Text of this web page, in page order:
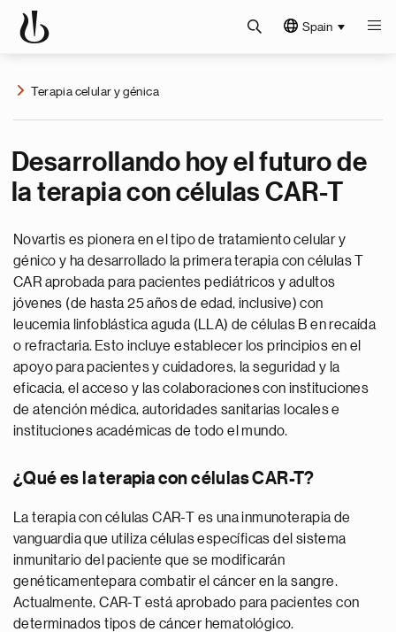
Spain
Terapia celular y génica
Desarrollando hoy el futuro de
la terapia con células CAR-T
Novartis es pionera en el tipo de tratamiento celular y
génico y ha desarrollado la primera terapia con células T
CAR aprobada para pacientes pediátricos y adultos
jóvenes (de hasta 25 años de edad, inclusive) con
leucemia linfoblástica aguda (LLA) de células B en recaída
o refractaria. Esto incluye establecer los principios en el
apoyo para pacientes y cuidadores, la seguridad y la
eficacia, el acceso y las colaboraciones con instituciones
de atención médica, autoridades sanitarias locales e
instituciones académicas de todo el mundo.
¿Qué es la terapia con células CAR-T?
La terapia con células CAR-T es una inmunoterapia de
vanguardia que utiliza células específicas del sistema
inmunitario del paciente que se modificarán
genéticamentepara combatir el cáncer en la sangre.
Actualmente, CAR-T está aprobado para pacientes con
determinados tipos de cáncer hematológico.